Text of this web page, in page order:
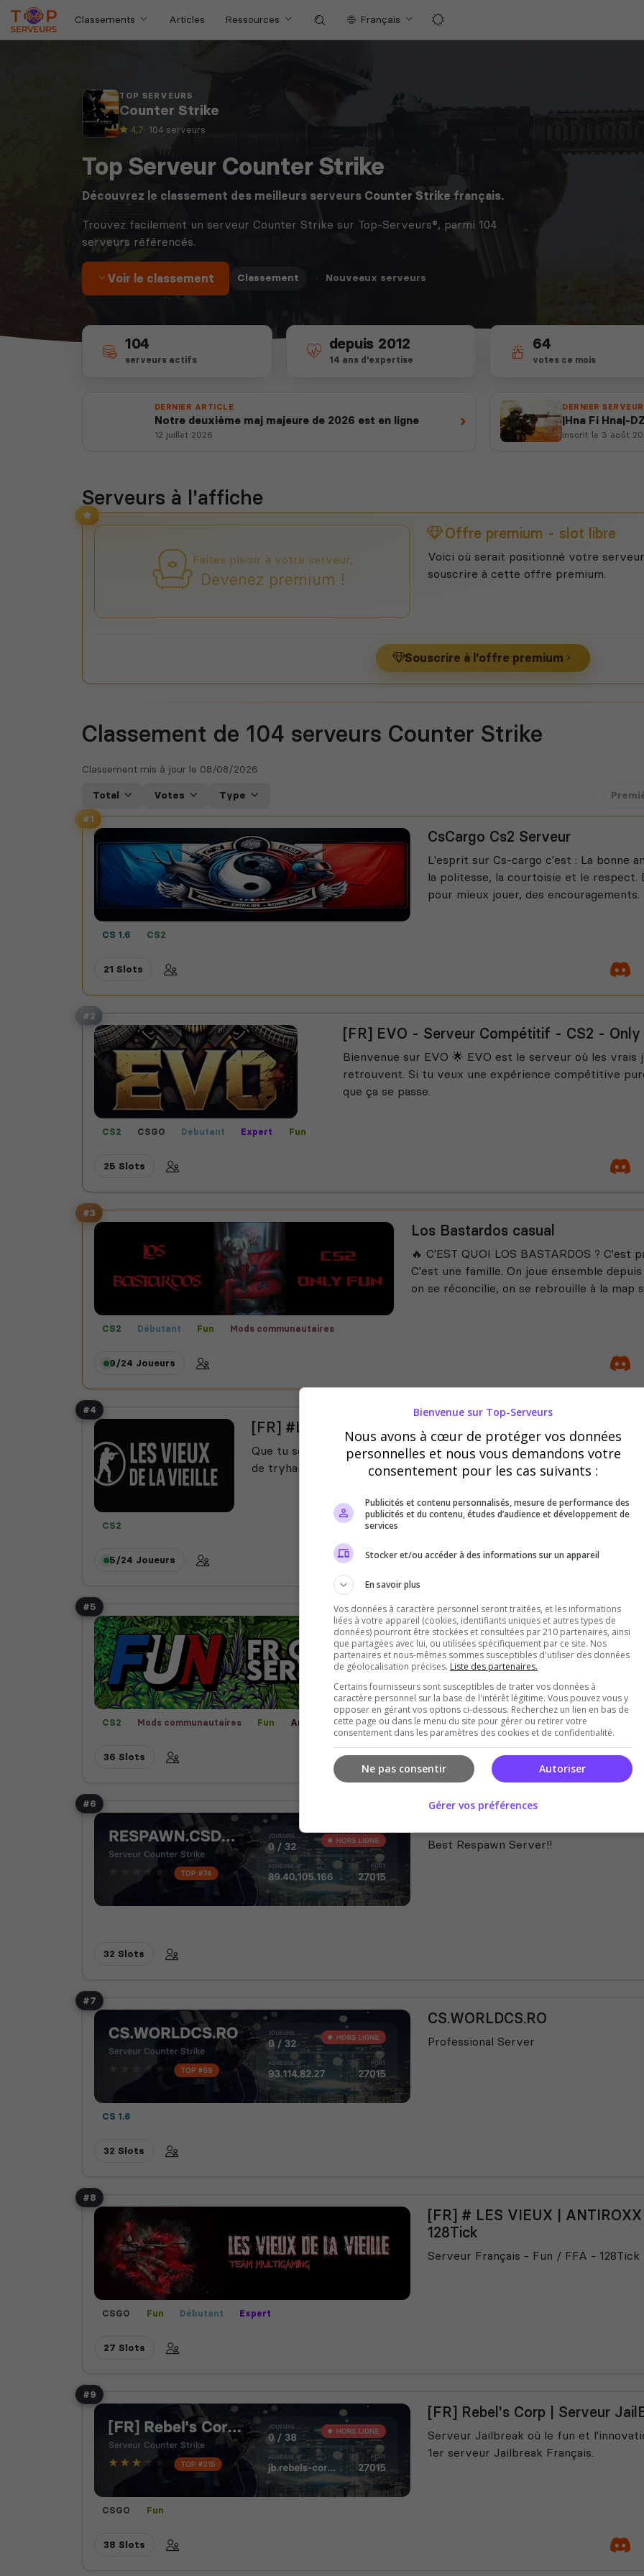
Classements Articles Ressources Français
TOP SERVEURS
Counter Strike
4,7· 104 serveurs
Top Serveur Counter Strike
Découvrez le classement des meilleurs serveurs Counter Strike français.
Trouvez facilement un serveur Counter Strike sur Top-Serveurs®, parmi 104
serveurs référencés.
Voir le classement Classement · Nouveaux serveurs
104
serveurs actifs
depuis 2012
14 ans d'expertise
64
votes ce mois
DERNIER ARTICLE
Notre deuxième maj majeure de 2026 est en ligne
12 juillet 2026
›
DERNIER
|Hna Fi Hna|-
inscrit le 3 août
Serveurs à l'affiche
Faites plaisir à votre serveur,
Devenez premium !
Offre premium - slot libre
Voici où serait positionné votre
souscrire à cette offre premium.
Souscrire à l'offre premium
Classement de 104 serveurs Counter Strike
Classement mis à jour le 08/08/2026
Total Votes Type
#1
CS 1.6 CS2
CsCargo Cs2 Serveur
L'esprit sur Cs-cargo c'est : La bonne
la politesse, la courtoisie et le respect.
pour mieux jouer, des encouragements.
21 Slots
#2
CS2 CSGO Débutant Expert Fun
[FR] EVO - Serveur Compétitif - CS2 -
Bienvenue sur EVO 🌟 EVO est le serveur où les vrais
retrouvent. Si tu veux une expérience compétitive
que ça se passe.
25 Slots
#3
CS2 Débutant Fun Mods communautaires
Los Bastardos casual
🔥 C'EST QUOI LOS BASTARDOS ? C'est
C'est une famille. On joue ensemble
on se réconcilie, on se rebrouille à la map
9/24 Joueurs
#4
CS2
[FR] #LES VIEUX - FFA > CASUAL FUN - !WS > CS2
Que tu sois un joueur débutant ou un vétéran, ici, l’objectif est de
de tryhard, pas de stress, juste du fun pur et du chaos maîtrisé !
5/24 Joueurs
#5
CS2 Mods communautaires Fun Arene
[FUN]Serveur FR/
AIM/FFA/DEATHMATCH/
Nouveau serveur pour les joueurs
selon le monde sur le serv // !voteban
classiques et workshop //
36 Slots
#6
Best Respawn Server!!
32 Slots
#7
CS 1.6
CS.WORLDCS.RO
Professional Server
32 Slots
#8
CSGO Fun Débutant Expert
[FR] # LES VIEUX |
128Tick
Serveur Français - Fun / FFA - 128Tick
27 Slots
#9
CSGO Fun
[FR] Rebel's Corp | Serveur
Serveur Jailbreak où le fun et
1er serveur Jailbreak Français.
38 Slots
Bienvenue sur Top-Serveurs
Nous avons à cœur de protéger vos données
personnelles et nous vous demandons votre
consentement pour les cas suivants :
Publicités et contenu personnalisés, mesure de performance des
publicités et du contenu, études d’audience et développement de
services
Stocker et/ou accéder à des informations sur un appareil
En savoir plus
Vos données à caractère personnel seront traitées, et les informations
liées à votre appareil (cookies, identifiants uniques et autres types de
données) pourront être stockées et consultées par 210 partenaires, ainsi
que partagées avec lui, ou utilisées spécifiquement par ce site. Nos
partenaires et nous-mêmes sommes susceptibles d'utiliser des données
de géolocalisation précises. Liste des partenaires.
Certains fournisseurs sont susceptibles de traiter vos données à
caractère personnel sur la base de l'intérêt légitime. Vous pouvez vous y
opposer en gérant vos options ci-dessous. Recherchez un lien en bas de
cette page ou dans le menu du site pour gérer ou retirer votre
consentement dans les paramètres des cookies et de confidentialité.
Autoriser
Ne pas consentir
Gérer vos préférences